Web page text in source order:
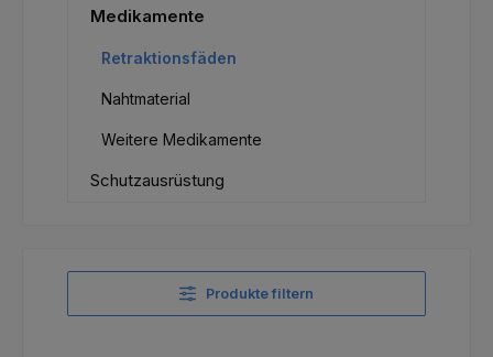
Medikamente
Retraktionsfäden
Nahtmaterial
Weitere Medikamente
Schutzausrüstung
Produkte filtern